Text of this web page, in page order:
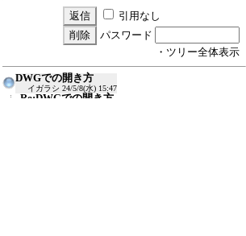
引用なし
パスワード
・ツリー全体表示
DWGでの開き方
イガラシ 24/5/8(水) 15:47
Re:DWGでの開き方